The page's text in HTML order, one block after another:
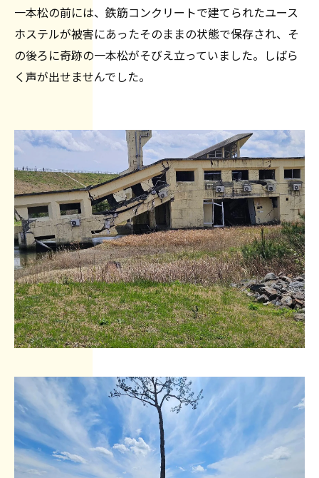
一本松の前には、鉄筋コンクリートで建てられたユース
ホステルが被害にあったそのままの状態で保存され、そ
の後ろに奇跡の一本松がそびえ立っていました。しばら
く声が出せませんでした。